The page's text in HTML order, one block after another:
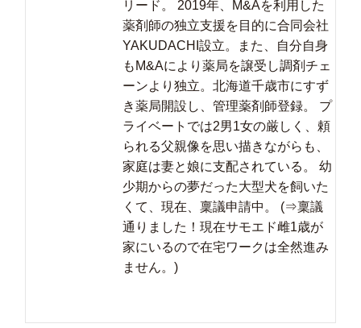
リード。 2019年、M&Aを利用した
薬剤師の独立支援を目的に合同会社
YAKUDACHI設立。また、自分自身
もM&Aにより薬局を譲受し調剤チェ
ーンより独立。北海道千歳市にすず
き薬局開設し、管理薬剤師登録。 プ
ライベートでは2男1女の厳しく、頼
られる父親像を思い描きながらも、
家庭は妻と娘に支配されている。 幼
少期からの夢だった大型犬を飼いた
くて、現在、稟議申請中。 (⇒稟議
通りました！現在サモエド雌1歳が
家にいるので在宅ワークは全然進み
ません。)